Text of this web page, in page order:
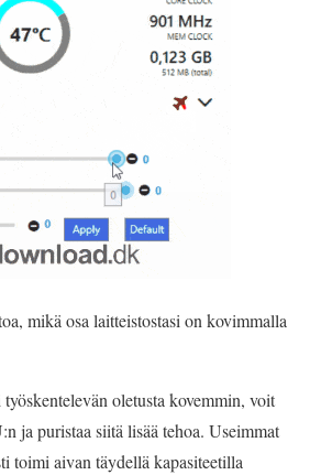
mikä osa laitteistostasi on kovimmalla
oletusta kovemmin, voit
ja puristaa siitä lisää tehoa. Useimmat
toimi aivan täydellä kapasiteetilla